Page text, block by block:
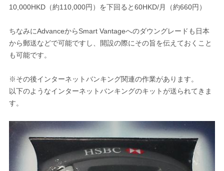
10,000HKD（約110,000円）を下回ると60HKD/月（約660円）
ちなみにAdvanceからSmart Vantageへのダウングレードも日本
から郵送などで可能ですし、開設の際にその旨を伝えておくこと
も可能です。
※その後インターネットバンキング関連の作業があります。
以下のようなインターネットバンキングのキットが送られてきま
す。